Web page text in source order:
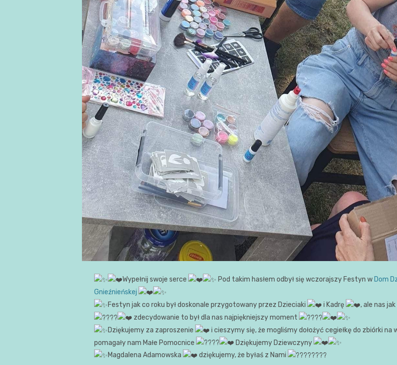
Wypełnij swoje serce Pod takim hasłem odbył się wczorajszy Festyn w Dom
Gnieźnieńskej
Festyn jak co roku był doskonale przygotowany przez Dzieciaki
i Kadrę
, ale nas
zdecydowanie to był dla nas najpiękniejszy moment
Dziękujemy za zaproszenie
i cieszymy się, że mogliśmy dołożyć cegiełkę do zbiórki na
pomagały nam Małe Pomocnice
Dziękujemy Dziewczyny
Magdalena Adamowska
dziękujemy, że byłaś z Nami